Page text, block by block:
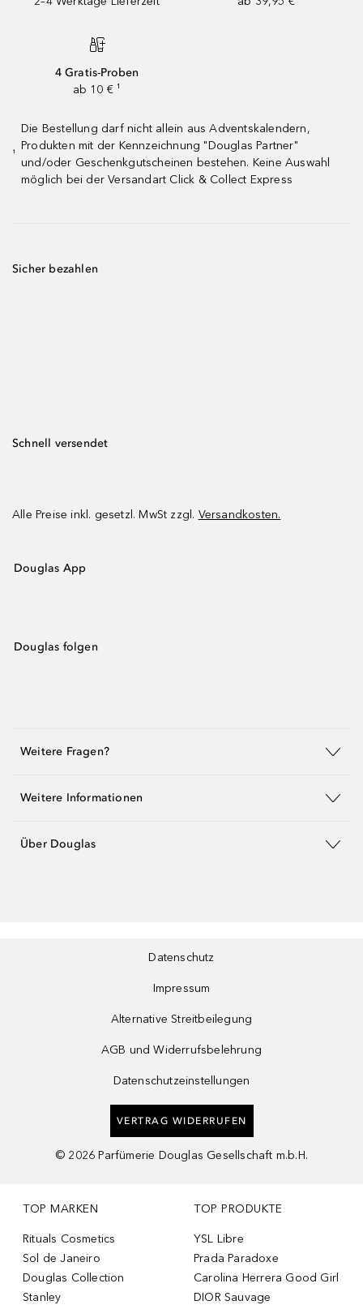
4 Gratis-Proben
ab 10 € ¹
¹
Die Bestellung darf nicht allein aus Adventskalendern,
Produkten mit der Kennzeichnung "Douglas Partner"
und/oder Geschenkgutscheinen bestehen. Keine Auswahl
möglich bei der Versandart Click & Collect Express
Sicher bezahlen
Schnell versendet
Alle Preise inkl. gesetzl. MwSt zzgl. Versandkosten.
Douglas App
Douglas folgen
Weitere Fragen?
Weitere Informationen
Über Douglas
Datenschutz
Impressum
Alternative Streitbeilegung
AGB und Widerrufsbelehrung
Datenschutzeinstellungen
VERTRAG WIDERRUFEN
© 2026 Parfümerie Douglas Gesellschaft m.b.H.
TOP MARKEN
Rituals Cosmetics
Sol de Janeiro
Douglas Collection
Stanley
TOP PRODUKTE
YSL Libre
Prada Paradoxe
Carolina Herrera Good Girl
DIOR Sauvage